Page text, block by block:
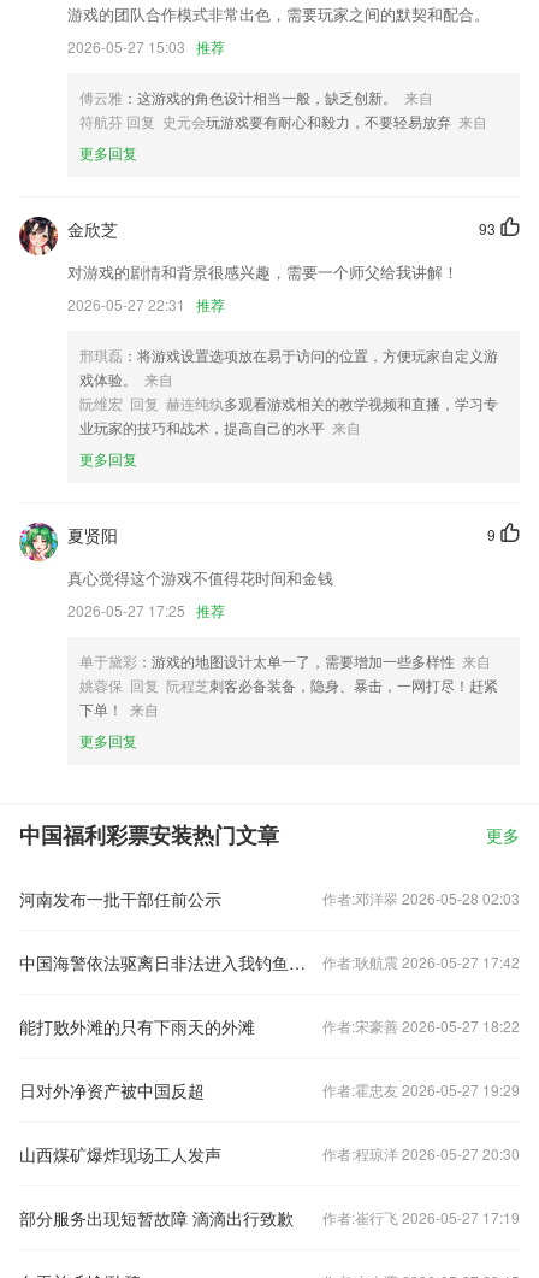
我们对提现入口进行了合并,方便您快速找到提现的入口
青年服务。这里有招聘信息，四六级成绩查询，就业创业证书查询，甚至
还可以在这里买电影票和玩卫星明信片，未来还会有更多方便生活的服
全新的账号注册授权登录系统上线，让你再也不用担心手机设备更换不能
使用的烦恼了！快去更新体验吧
联系我们
以上就是中国福利彩票安装的介绍，如果您喜欢这款软件，您可以到应用
化修改。
游戏的团队合作模式非常出色，需要玩家之间的默契和配合。
2026-05-27 15:03 推荐
傅云雅 ：这游戏的角色设计相当一般，缺乏创新。
来自
符航芬 回复 史元会玩游戏要有耐心和毅力，不要轻易放弃 来自
更多回复
93
金欣芝
对游戏的剧情和背景很感兴趣，需要一个师父给我讲解！
2026-05-27 22:31 推荐
邢琪磊 ：将游戏设置选项放在易于访问的位置，方便玩家自定义游
戏体验。
来自
阮维宏 回复 赫连纯纨多观看游戏相关的教学视频和直播，学习专
业玩家的技巧和战术，提高自己的水平 来自
更多回复
9
夏贤阳
真心觉得这个游戏不值得花时间和金钱
2026-05-27 17:25 推荐
单于黛彩 ：游戏的地图设计太单一了，需要增加一些多样性 来自
姚蓉保 回复 阮程芝刺客必备装备，隐身、暴击，一网打尽！赶紧
下单！
来自
更多回复
中国福利彩票安装热门文章 更多
河南发布一批干部任前公示 作者:邓洋翠 2026-05-28 02:03
中国海警依法驱离日非法进入我钓鱼岛领海船只 作者:耿航震 2026-05-27 17:42
能打败外滩的只有下雨天的外滩 作者:宋豪善 2026-05-27 18:22
日对外净资产被中国反超 作者:霍忠友 2026-05-27 19:29
山西煤矿爆炸现场工人发声 作者:程琼洋 2026-05-27 20:30
部分服务出现短暂故障 滴滴出行致歉 作者:崔行飞 2026-05-27 17:19